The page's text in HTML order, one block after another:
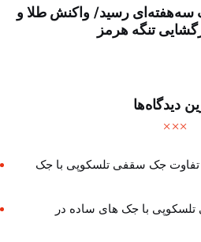
سه‌هفته‌ای رسید/ واکنش طلا و
تنگه هرمز
دیدگاه‌ها
تفاوت جک سقفی تلسکوپی با جک
با جک های ساده در